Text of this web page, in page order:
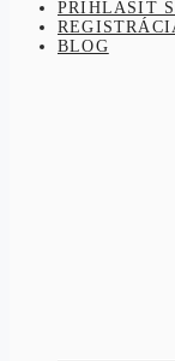
PRIHLÁSIŤ
BLOG